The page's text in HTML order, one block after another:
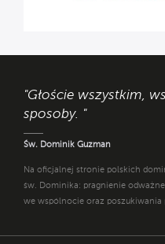
"Głoście wszystkim,
sposoby. "
Św. Dominik Guzman
Na oficjalnej stronie polskich
św. Dominika: pragnienie
we wspólnocie oraz poszukiwania